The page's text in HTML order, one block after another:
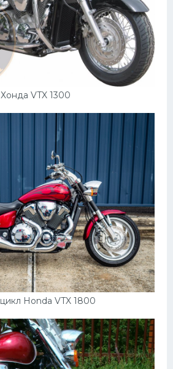
Хонда VTX 1300
Honda VTX 1800